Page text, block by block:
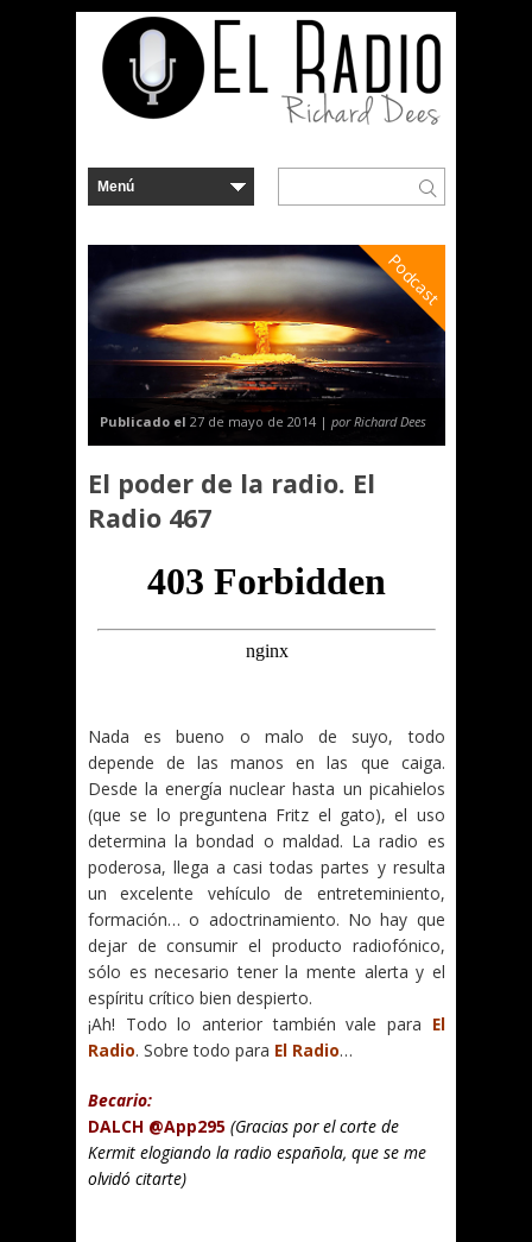
Podcast
Publicado el 27 de mayo de 2014 | por Richard Dees
El poder de la radio. El
Radio 467
Nada es bueno o malo de suyo, todo
depende de las manos en las que caiga.
Desde la energía nuclear hasta un picahielos
(que se lo preguntena Fritz el gato), el uso
determina la bondad o maldad. La radio es
poderosa, llega a casi todas partes y resulta
un excelente vehículo de entreteminiento,
formación… o adoctrinamiento. No hay que
dejar de consumir el producto radiofónico,
sólo es necesario tener la mente alerta y el
espíritu crítico bien despierto.
¡Ah! Todo lo anterior también vale para El
Radio. Sobre todo para El Radio…
Becario:
DALCH @App295 (Gracias por el corte de
Kermit elogiando la radio española, que se me
olvidó citarte)